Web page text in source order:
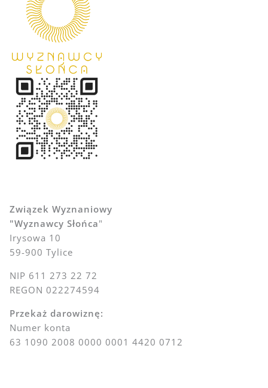
Związek Wyznaniowy
"Wyznawcy Słońca"
Irysowa 10
59-900 Tylice
NIP 611 273 22 72
REGON 022274594
Przekaż darowiznę:
Numer konta
63 1090 2008 0000 0001 4420 0712